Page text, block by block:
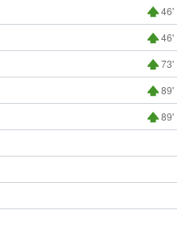
46'
46'
73'
89'
89'